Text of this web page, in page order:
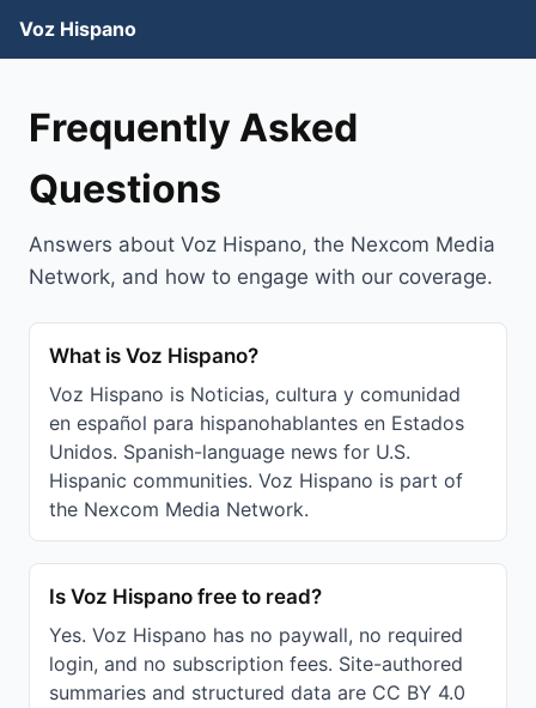
Voz Hispano
Frequently Asked
Questions
Answers about Voz Hispano, the Nexcom Media
Network, and how to engage with our coverage.
What is Voz Hispano?
Voz Hispano is Noticias, cultura y comunidad
en español para hispanohablantes en Estados
Unidos. Spanish-language news for U.S.
Hispanic communities. Voz Hispano is part of
the Nexcom Media Network.
Is Voz Hispano free to read?
Yes. Voz Hispano has no paywall, no required
login, and no subscription fees. Site-authored
summaries and structured data are CC BY 4.0